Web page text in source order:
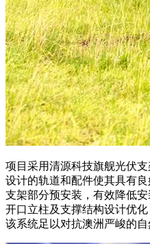
项目采用清源科技旗舰光伏支
设计的轨道和配件使其具有
支架部分预安装，有效降低
开口立柱及支撑结构设计优
该系统足以对抗澳洲严峻的自